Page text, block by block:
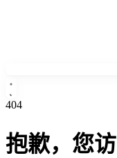
404
抱歉，您